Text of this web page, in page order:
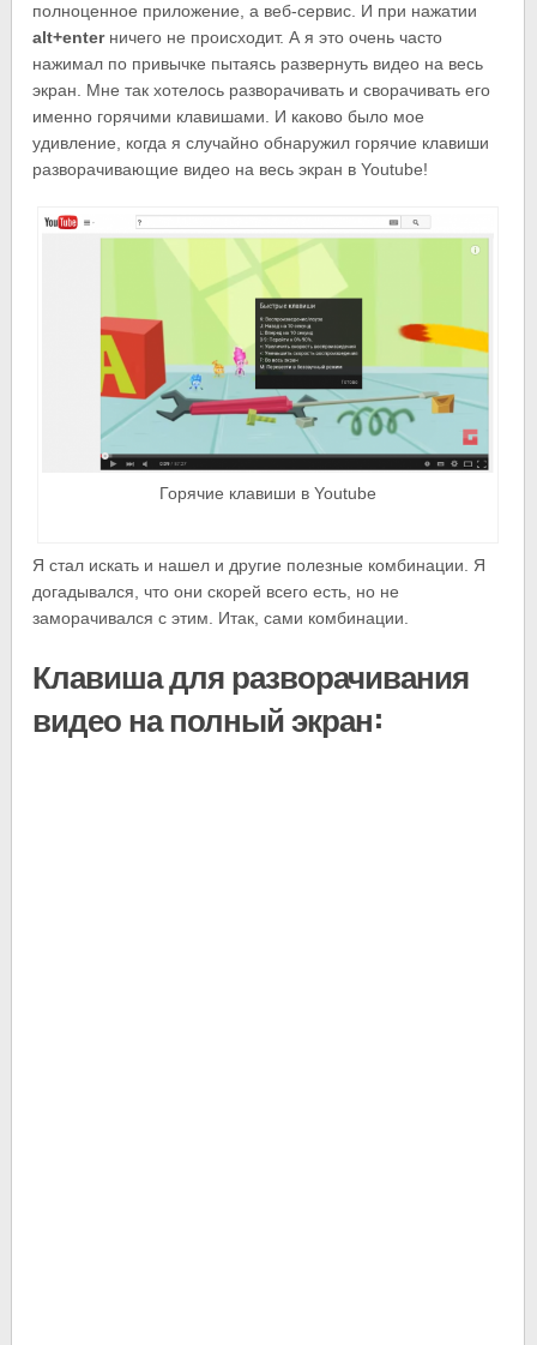
полноценное приложение, а веб-сервис. И при нажатии
alt+enterничего не происходит. А я это очень часто
нажимал по привычке пытаясь развернуть видео на весь
экран. Мне так хотелось разворачивать и сворачивать его
именно горячими клавишами. И каково было мое
удивление, когда я случайно обнаружил горячие клавиши
разворачивающие видео на весь экран в Youtube!
Горячие клавиши в Youtube
Я стал искать и нашел и другие полезные комбинации. Я
догадывался, что они скорей всего есть, но не
заморачивался с этим. Итак, сами комбинации.
Клавиша для разворачивания
видео на полный экран: